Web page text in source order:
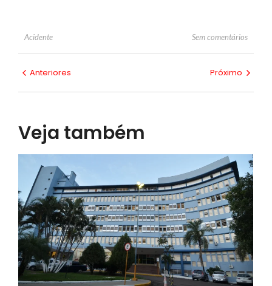
Acidente Sem comentários
Anteriores Próximo
Veja também